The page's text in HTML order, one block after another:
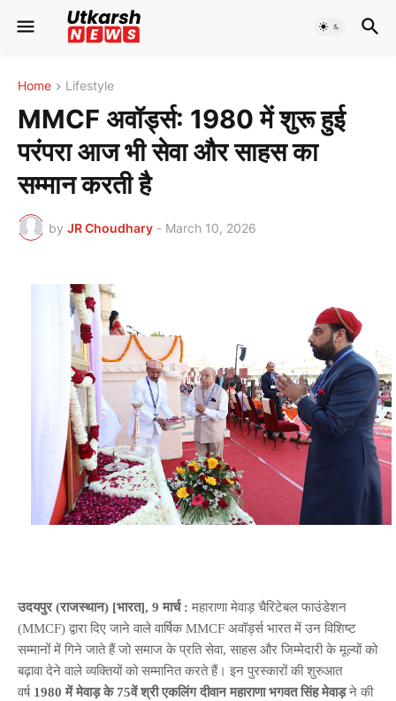
Home Lifestyle
MMCF अवॉर्ड्स: 1980 में शुरू हुई
परंपरा आज भी सेवा और साहस का
सम्मान करती है
by JR Choudhary - March 10, 2026
उदयपुर (राजस्थान) [भारत], 9 मार्च : महाराणा मेवाड़ चैरिटेबल फाउंडेशन
(MMCF) द्वारा दिए जाने वाले वार्षिक MMCF अवॉर्ड्स भारत में उन विशिष्ट
सम्मानों में गिने जाते हैं जो समाज के प्रति सेवा, साहस और जिम्मेदारी के मूल्यों को
बढ़ावा देने वाले व्यक्तियों को सम्मानित करते हैं। इन पुरस्कारों की शुरुआत
वर्ष 1980 में मेवाड़ के 75वें श्री एकलिंग दीवान महाराणा भगवत सिंह मेवाड़ने की